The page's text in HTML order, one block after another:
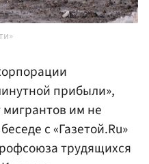
прибыли»,
им не
с «Газетой.Ru»
трудящихся